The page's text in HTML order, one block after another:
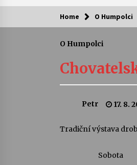
Kam za
4.
Miller
Home O Humpolci
O Humpolci
Petr 17. 8.
Tradiční výstava
Sobota